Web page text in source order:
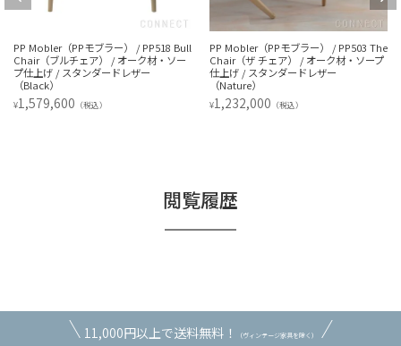
PP Mobler（PPモブラー） / PP518 Bull
Chair（ブルチェア） / オーク材・ソー
プ仕上げ / スタンダードレザー
（Black）
¥1,579,600 （税込）
PP Mobler（PPモブラー） / PP503 The
Chair（ザ チェア） / オーク材・ソープ
仕上げ / スタンダードレザー
（Nature）
¥1,232,000 （税込）
閲覧履歴
11,000円以上で送料無料！ （ヴィンテージ家具を除く）